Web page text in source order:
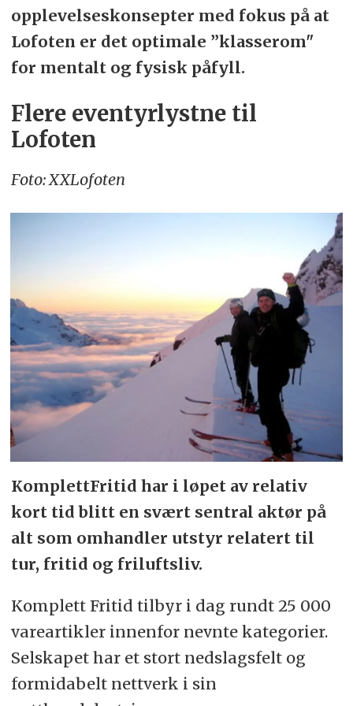
opplevelseskonsepter med fokus på at
Lofoten er det optimale ”klasserom"
for mentalt og fysisk påfyll.
Flere eventyrlystne til
Lofoten
Foto: XXLofoten
KomplettFritid har i løpet av relativ
kort tid blitt en svært sentral aktør på
alt som omhandler utstyr relatert til
tur, fritid og friluftsliv.
Komplett Fritid tilbyr i dag rundt 25 000
vareartikler innenfor nevnte kategorier.
Selskapet har et stort nedslagsfelt og
formidabelt nettverk i sin